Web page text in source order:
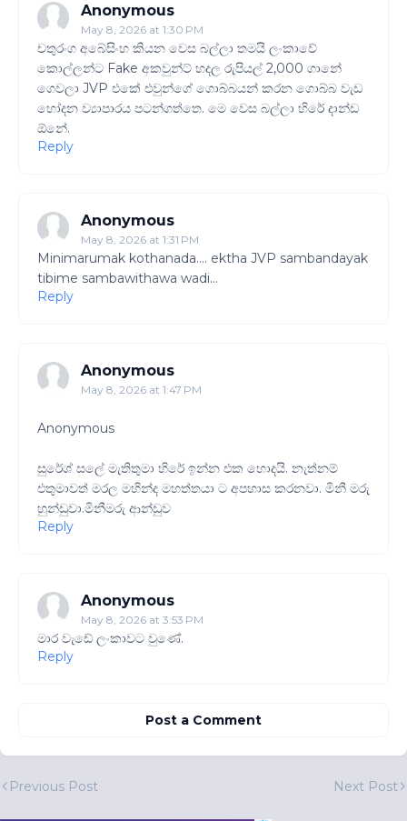
Anonymous
May 8, 2026 at 1:30 PM
චතුරංග අබේසිංහ කියන වෙස බල්ලා තමයි ලංකාවේ
කොල්ලන්ට Fake අකවුන්ට් හදල රුපියල් 2,000 ගානේ
ගෙවලා JVP එකේ එවුන්ගේ ගොබ්බයන් කරන ගොබ්බ වැඩ
හෝදන ව්‍යාපාරය පටන්ගත්තෙ. මෙ වෙස බල්ලා හිරේ දාන්ඩ
ඕනේ.
Reply
Anonymous
May 8, 2026 at 1:31 PM
Minimarumak kothanada.... ektha JVP sambandayak
tibime sambawithawa wadi...
Reply
Anonymous
May 8, 2026 at 1:47 PM
Anonymous
සුරේශ් සලේ මැතිතුමා හිරේ ඉන්න එක හොදයි. නැත්නම්
එතුමාවත් මරල මහින්ද මහත්තයා ට අපහාස කරනවා. මිනී මරු
හුන්ඩුවා.මිනීමරු ආන්ඩුව
Reply
Anonymous
May 8, 2026 at 3:53 PM
මාර වැඩේ ලංකාවට වුණේ.
Reply
Post a Comment
Previous Post Next Post